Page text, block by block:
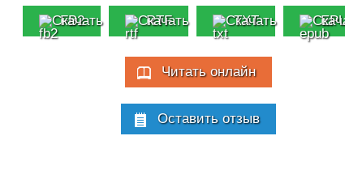
FB2 RTF TXT
Читать онлайн
Оставить отзыв